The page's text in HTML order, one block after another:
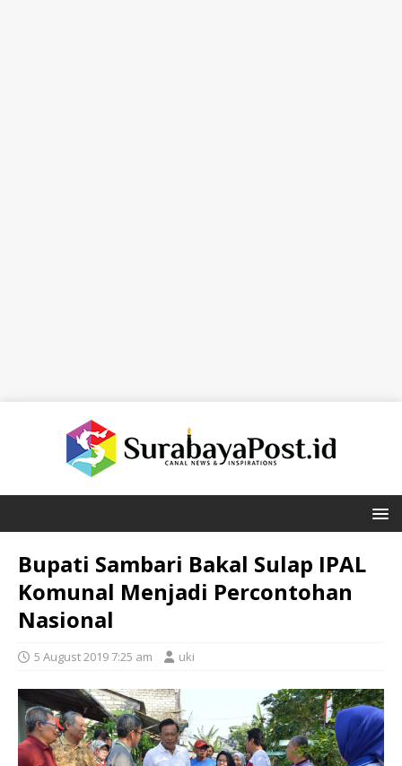
Bupati Sambari Bakal Sulap IPAL
Komunal Menjadi Percontohan
Nasional
5 August 2019 7:25 am uki